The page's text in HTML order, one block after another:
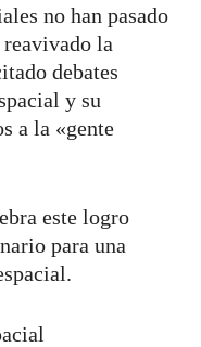
no han pasado
la
debates
y su
a la «gente
este logro
para una